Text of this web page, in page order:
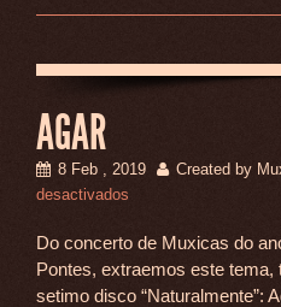
AGAR
8 Feb , 2019 Created by
desactivados
Do concerto de Muxicas do
Pontes, extraemos este tema,
setimo disco “Naturalmente”: